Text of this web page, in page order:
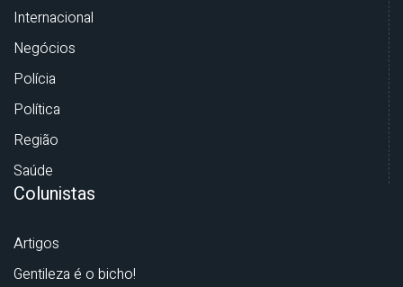
Internacional
Negócios
Polícia
Política
Região
Saúde
Colunistas
Artigos
Gentileza é o bicho!